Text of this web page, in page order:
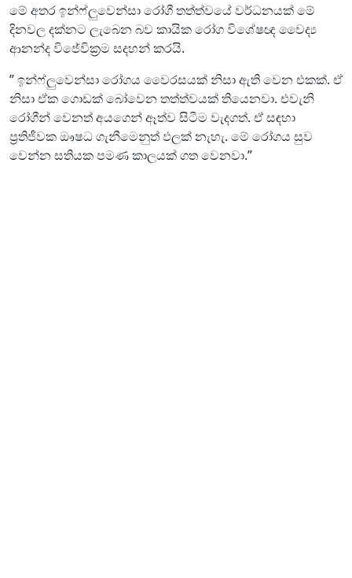
මේ අතර ඉන්ෆ්ලුවෙන්සා රෝගී තත්ත්වයේ වර්ධනයක් මේ
දිනවල දක්නට ලැබෙන බව කායික රෝග විශේෂඥ වෛද්‍ය
ආනන්ද විජේවික්‍රම සදහන් කරයි.
” ඉන්ෆ්ලුවෙන්සා රෝගය වෛරසයක් නිසා ඇති වෙන එකක්. ඒ
නිසා ඒක ගොඩක් බෝවෙන තත්ත්වයක් තියෙනවා. එවැනි
රෝගීන් වෙනත් අයගෙන් ඈත්ව සිටීම වැදගත්. ඒ සඳහා
ප්‍රතිජීවක ඖෂධ ගැනීමෙනුත් ඵලක් නැහැ. මේ රෝගය සුව
වෙන්න සතියක පමණ කාලයක් ගත වෙනවා.”